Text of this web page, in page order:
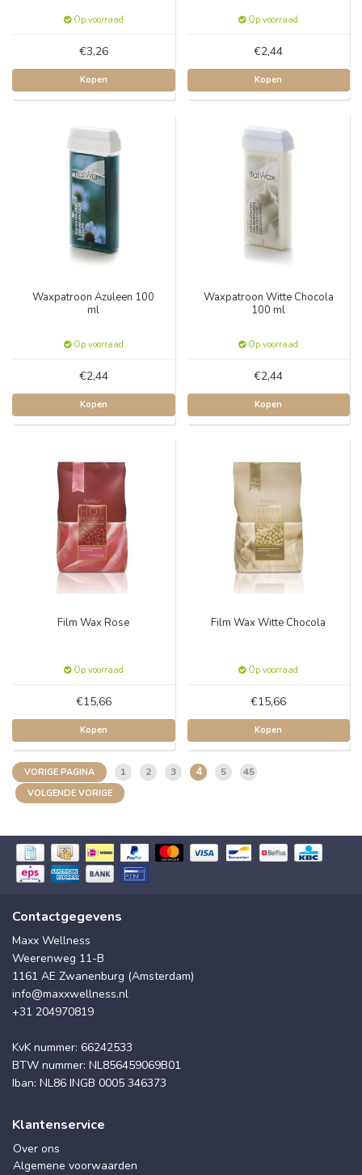
Op voorraad
€3,26
Kopen
Op voorraad
€2,44
Kopen
Waxpatroon Azuleen 100
ml
Op voorraad
€2,44
Kopen
Waxpatroon Witte Chocola
100 ml
Op voorraad
€2,44
Kopen
Film Wax Rose
Op voorraad
€15,66
Kopen
Film Wax Witte Chocola
Op voorraad
€15,66
Kopen
VORIGE PAGINA 1 2 3 4 5 45
VOLGENDE VORIGE
Contactgegevens
Maxx Wellness
Weerenweg 11-B
1161 AE Zwanenburg (Amsterdam)
info@maxxwellness.nl
+31 204970819
KvK nummer: 66242533
BTW nummer: NL856459069B01
Iban: NL86 INGB 0005 346373
Klantenservice
Over ons
Algemene voorwaarden